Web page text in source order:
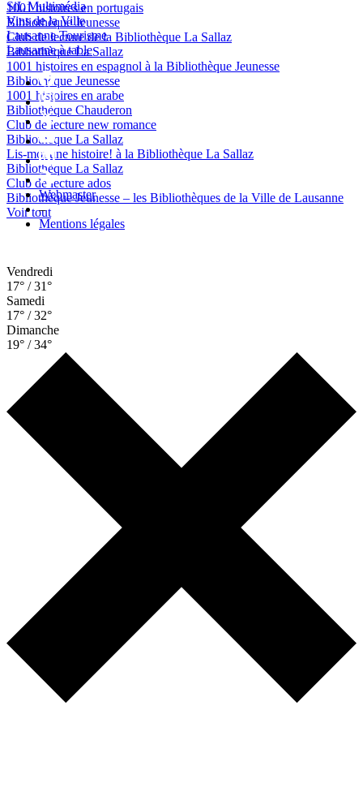
1001 histoires en portugais
Bibliothèque Jeunesse
Club de lecture de la Bibliothèque La Sallaz
Bibliothèque La Sallaz
1001 histoires en espagnol à la Bibliothèque Jeunesse
Bibliothèque Jeunesse
1001 histoires en arabe
Bibliothèque Chauderon
Club de lecture new romance
Bibliothèque La Sallaz
Lis-moi une histoire! à la Bibliothèque La Sallaz
Bibliothèque La Sallaz
Club de lecture ados
Bibliothèque Jeunesse – les Bibliothèques de la Ville de Lausanne
Voir tout
SiL Multimédia
Vins de la Ville
Lausanne Tourisme
Lausanne à table
Webmaster
–
Mentions légales
Vendredi
17° / 31°
Samedi
17° / 32°
Dimanche
19° / 34°